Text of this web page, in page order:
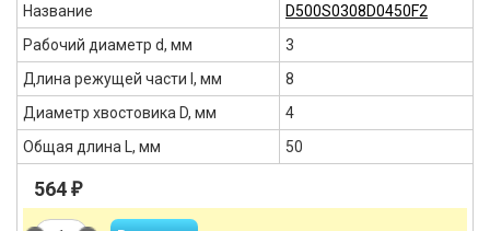
Название
D500S0308D0450F2
Рабочий диаметр d, мм
3
Длина режущей части l, мм
8
Диаметр хвостовика D, мм
4
Общая длина L, мм
50
564 ₽